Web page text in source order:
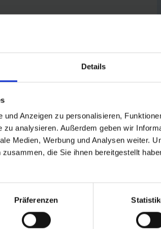
Details
und Anzeigen zu personalisieren,
zu analysieren. Außerdem geben wir
Medien, Werbung und Analysen weiter.
die Sie ihnen bereitgestellt
Präferenzen
REIFEN UND SCHLAUCH.Denn das
der Felge und deckt die Bohrungen der